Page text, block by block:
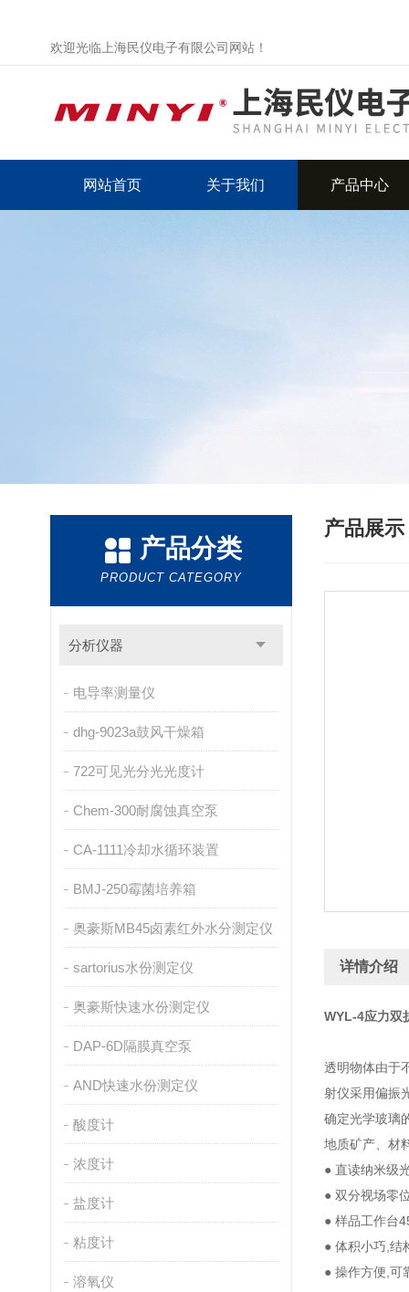
欢迎光临上海民仪电子有限公司网站！
网站首页 关于我们 产品中心
产品分类
PRODUCT CATEGORY
分析仪器
电导率测量仪
dhg-9023a鼓风干燥箱
722可见光分光光度计
Chem-300耐腐蚀真空泵
CA-1111冷却水循环装置
BMJ-250霉菌培养箱
奥豪斯MB45卤素红外水分测定仪
sartorius水份测定仪
奥豪斯快速水份测定仪
DAP-6D隔膜真空泵
AND快速水份测定仪
酸度计
浓度计
盐度计
粘度计
溶氧仪
产品展示
详情介绍
WYL-4应力双
透明物体由于
射仪采用偏振
确定光学玻璃
地质矿产、材
● 直读纳米级
● 双分视场零
● 样品工作台
● 体积小巧,结
● 操作方便,可